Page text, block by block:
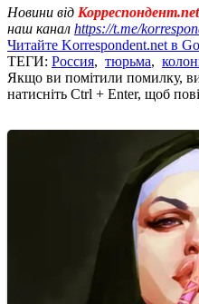
Новини від Корреспондент.net
наш канал https://t.me/
Читайте Korrespondent.net в
ТЕГИ: Россия, тюрьма,
Якщо ви помітили помилку,
натисніть Ctrl + Enter, щоб